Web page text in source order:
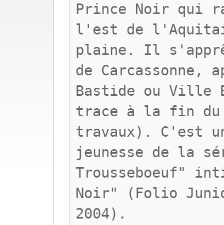
Prince Noir qui
l'est de
plaine. Il
de Carcassonne,
Bastide ou Ville
trace à la fin
travaux). C'est
jeunesse de la
Trousseboeuf"
Noir" (Folio
2004).